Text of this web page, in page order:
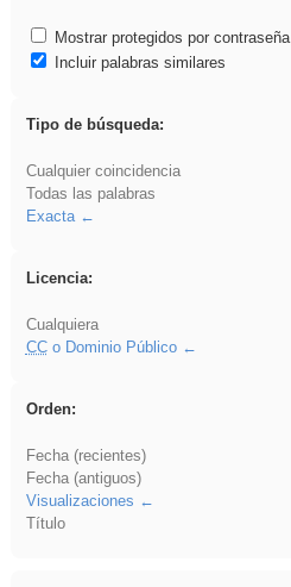
Mostrar protegidos por contraseña
Incluir palabras similares
Tipo de búsqueda:
Cualquier coincidencia
Todas las palabras
Exacta
Licencia:
Cualquiera
CCo Dominio Público
Orden:
Fecha (recientes)
Fecha (antiguos)
Visualizaciones
Título